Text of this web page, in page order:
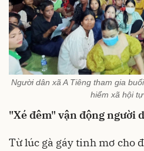
Người dân xã A Tiêng tham gia
hiểm xã hội
"Xé đêm" vận động người
Từ lúc gà gáy tinh mơ cho